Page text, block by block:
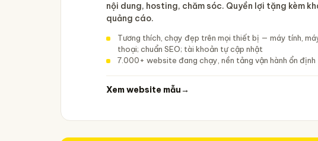
nội dung, hosting, chăm sóc. Quyền lợi tặng kèm
quảng cáo.
Tương thích, chạy đẹp trên mọi thiết bị — máy tính,
thoại; chuẩn SEO; tài khoản tự cập nhật
7.000+ website đang chạy, nền tảng vận hành ổn định
Xem website mẫu→